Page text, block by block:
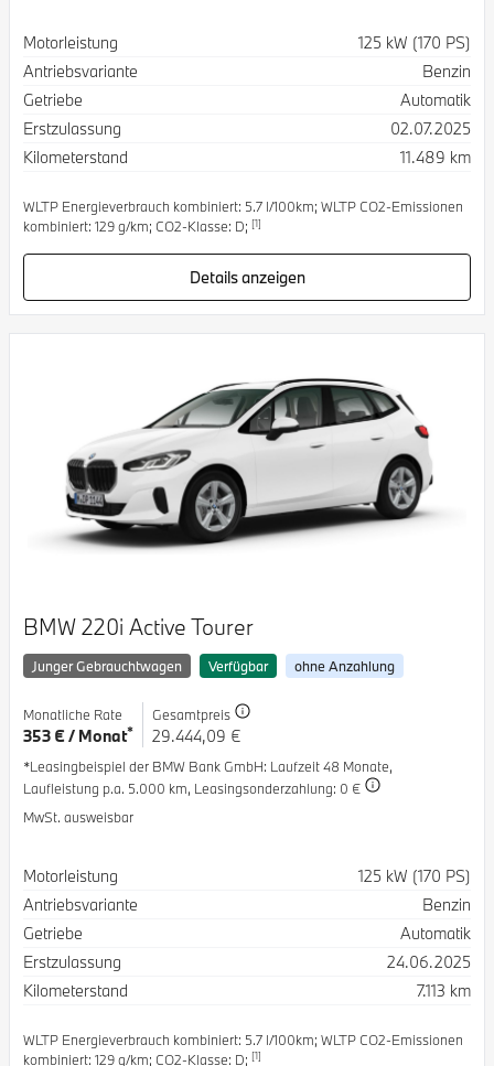
Spezifikation
Motorleistung
125 kW (170 PS)
Antriebsvariante
Benzin
Getriebe
Automatik
Erstzulassung
02.07.2025
Kilometerstand
11.489 km
WLTP Energieverbrauch kombiniert: 5.7 l/100km; WLTP CO2-Emissionen
kombiniert: 129 g/km; CO2-Klasse: D; [1]
Details anzeigen
BMW 220i Active Tourer
Junger Gebrauchtwagen Verfügbar ohne Anzahlung
Monatliche Rate
353 € / Monat*
Gesamtpreis
29.444,09 €
*Leasingbeispiel der BMW Bank GmbH: Laufzeit 48 Monate,
Laufleistung p.a. 5.000 km, Leasingsonderzahlung: 0 €
MwSt. ausweisbar
Spezifikation
Motorleistung
125 kW (170 PS)
Antriebsvariante
Benzin
Getriebe
Automatik
Erstzulassung
24.06.2025
Kilometerstand
7.113 km
WLTP Energieverbrauch kombiniert: 5.7 l/100km; WLTP CO2-Emissionen
kombiniert: 129 g/km; CO2-Klasse: D; [1]